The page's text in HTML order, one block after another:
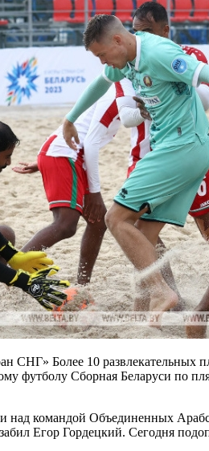
СНГ» Более 10
футболу Сборная Беларуси по
над командой Объединенных
Егор Гордецкий. Сегодня